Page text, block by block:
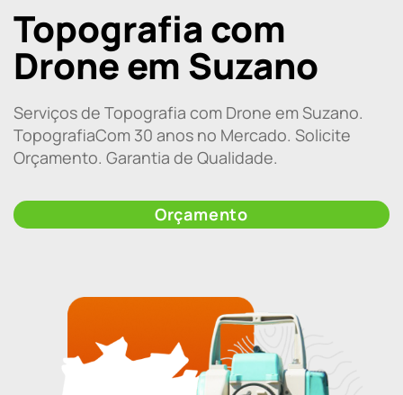
Topografia com
Drone em Suzano
Serviços de Topografia com Drone em Suzano.
TopografiaCom 30 anos no Mercado. Solicite
Orçamento. Garantia de Qualidade.
Orçamento